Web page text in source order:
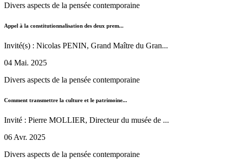
Divers aspects de la pensée contemporaine
Appel à la constitutionnalisation des deux prem...
Invité(s) : Nicolas PENIN, Grand Maître du Gran...
04 Mai. 2025
Divers aspects de la pensée contemporaine
Comment transmettre la culture et le patrimoine...
Invité : Pierre MOLLIER, Directeur du musée de ...
06 Avr. 2025
Divers aspects de la pensée contemporaine